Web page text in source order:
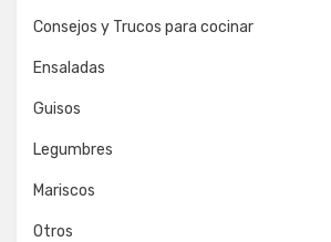
Consejos y Trucos para cocinar
Ensaladas
Guisos
Legumbres
Mariscos
Otros